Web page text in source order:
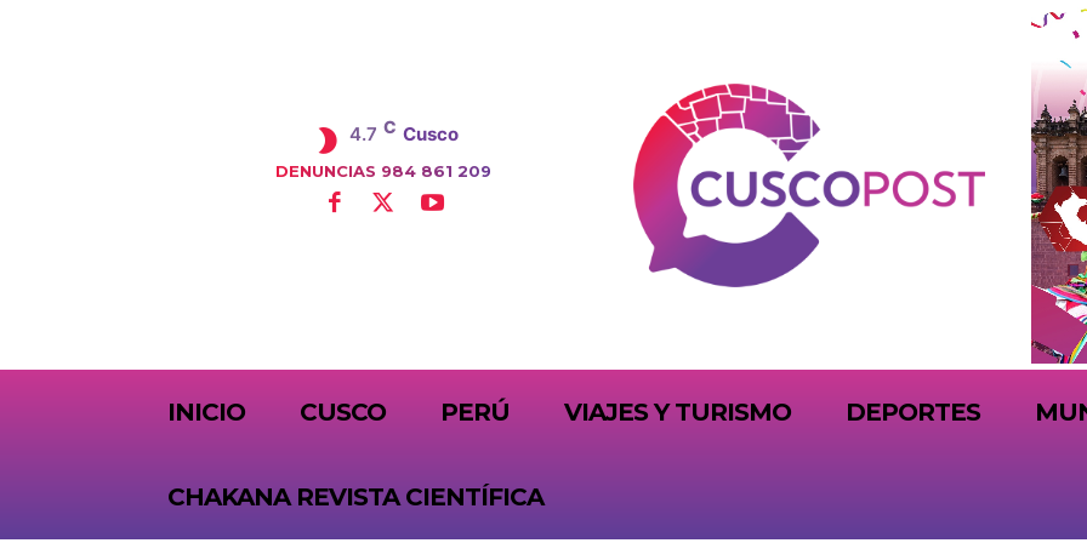
4.7 C Cusco
DENUNCIAS 984 861 209
INICIO CUSCO PERÚ VIAJES Y TURISMO DEPORTES
CHAKANA REVISTA CIENTÍFICA